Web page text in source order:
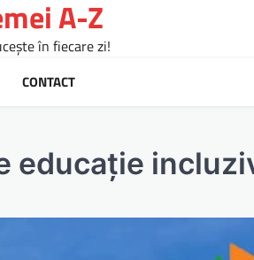
A-Z
în fiecare zi!
CONTACT
educație